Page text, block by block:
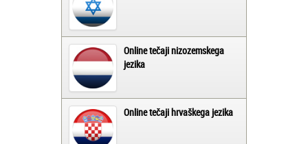
Online tečaji nizozemskega
jezika
Online tečaji hrvaškega jezika